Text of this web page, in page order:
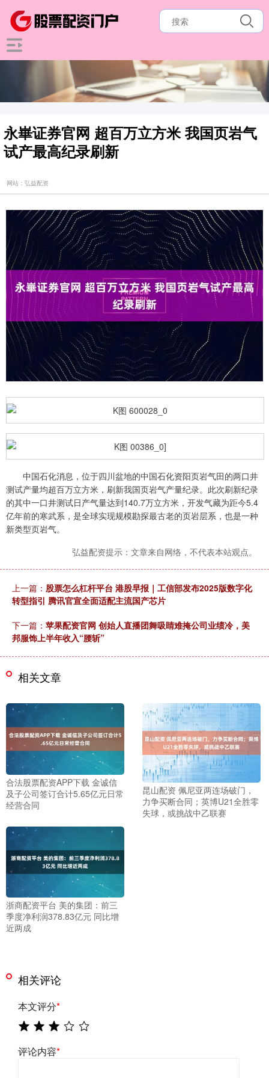
永崋证券官网 超百万立方米 我国页岩气
试产最高纪录刷新
网站：弘益配资
中国石化消息，位于四川盆地的中国石化资阳页岩气田的两口井
测试产量均超百万立方米，刷新我国页岩气产量纪录。此次刷新纪录
的其中一口井测试日产气量达到140.7万立方米，开发气藏为距今5.4
亿年前的寒武系，是全球实现规模勘探最古老的页岩层系，也是一种
新类型页岩气。
弘益配资提示：文章来自网络，不代表本站观点。
上一篇： 股票怎么杠杆平台 港股早报｜工信部发布2025版数字化
转型指引 腾讯官宣全面适配主流国产芯片
下一篇： 苹果配资官网 创始人直播团舞吸睛难掩公司业绩冷，美
邦服饰上半年收入“腰斩”
相关文章
合法股票配资APP下载 金诚信
及子公司签订合计5.65亿元日常
经营合同
昆山配资 佩尼亚两连场破门，
力争买断合同；英博U21全胜零
失球，或挑战中乙联赛
浙商配资平台 美的集团：前三
季度净利润378.83亿元 同比增
近两成
相关评论
本文评分*
评论内容*